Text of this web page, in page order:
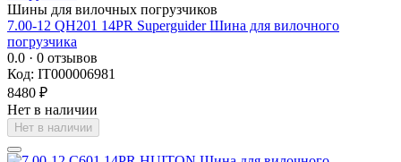
Шины для вилочных погрузчиков
7.00-12 QH201 14PR Superguider Шина для вилочного
погрузчика
0.0 · 0 отзывов
Код: IT000006981
8480 ₽
Нет в наличии
Нет в наличии